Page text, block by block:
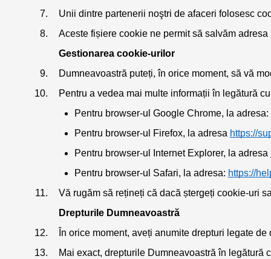
Unii dintre partenerii noştri de afaceri folosesc
Aceste fișiere cookie ne permit să salvăm
Gestionarea cookie-urilor
Dumneavoastră puteți, în orice moment, să vă
Pentru a vedea mai multe informații în legătură
Pentru browser-ul Google Chrome, la adresa:
Pentru browser-ul Firefox, la adresa https://
Pentru browser-ul Internet Explorer, la adresa
Pentru browser-ul Safari, la adresa: https://
Vă rugăm să rețineți că dacă ștergeți cookie-uri
Drepturile Dumneavoastră
În orice moment, aveți anumite drepturi legate
Mai exact, drepturile Dumneavoastră în